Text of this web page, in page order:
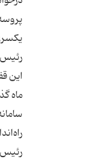
رئیس
ماه